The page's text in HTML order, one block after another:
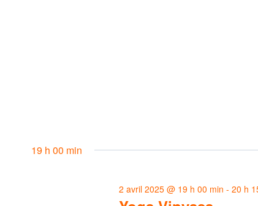
19 h 00 min
2 avril 2025 @ 19 h 00 min -20 h